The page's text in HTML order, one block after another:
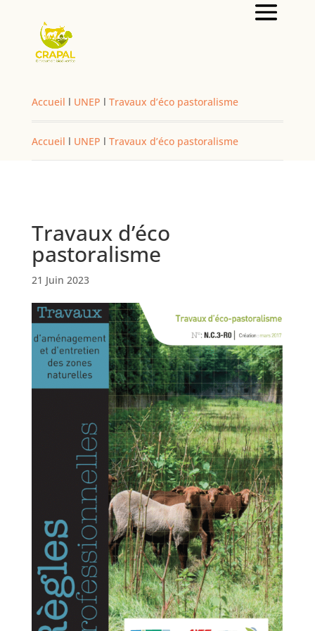
Accueil l UNEP l Travaux d’éco pastoralisme
Accueil l UNEP l Travaux d’éco pastoralisme
Travaux d’éco
pastoralisme
21 Juin 2023